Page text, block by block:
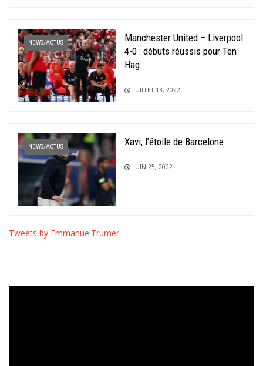
NEWS/ACTUS
Manchester United – Liverpool
4-0 : débuts réussis pour Ten
Hag
JUILLET 13, 2022
NEWS/ACTUS Xavi, l’étoile de Barcelone
JUIN 25, 2022
Tweets by EmmanuelTrumer